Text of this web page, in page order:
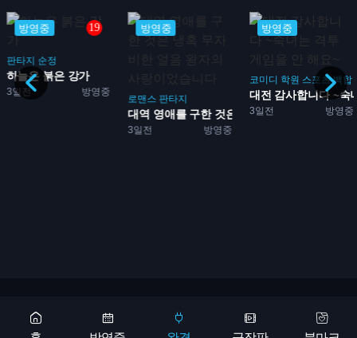
다...
방영중 19
판타지 순정
3일전 방영중
하늘은 붉은 강가
방영중
로맨스 판타지
3일전 방영중
대역 영애를 구한 것은 냉혹...
방영중
코미디 학원 스포츠 백합
3일전 방영중
대전 감사합니다 ~숙
Copyright 2026 © 애니어바웃, aniabout.com. All Rights Reserved